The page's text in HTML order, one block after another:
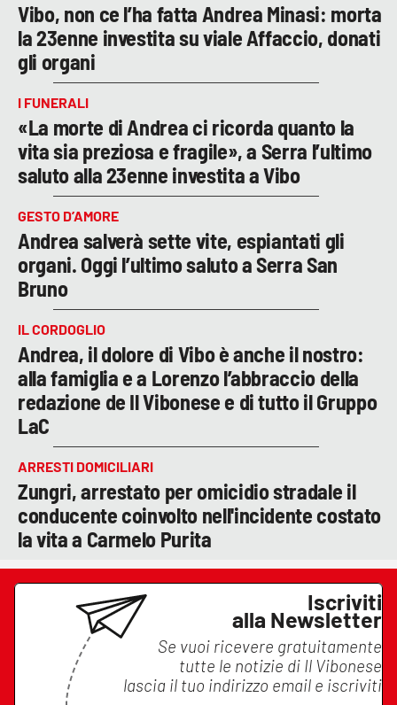
Vibo, non ce l’ha fatta Andrea Minasi: morta
la 23enne investita su viale Affaccio, donati
gli organi
I FUNERALI
«La morte di Andrea ci ricorda quanto la
vita sia preziosa e fragile», a Serra l’ultimo
saluto alla 23enne investita a Vibo
GESTO D’AMORE
Andrea salverà sette vite, espiantati gli
organi. Oggi l’ultimo saluto a Serra San
Bruno
IL CORDOGLIO
Andrea, il dolore di Vibo è anche il nostro:
alla famiglia e a Lorenzo l’abbraccio della
redazione de Il Vibonese e di tutto il Gruppo
LaC
ARRESTI DOMICILIARI
Zungri, arrestato per omicidio stradale il
conducente coinvolto nell'incidente costato
la vita a Carmelo Purita
Iscriviti
alla Newsletter
Se vuoi ricevere gratuitamente
tutte le notizie di Il Vibonese
lascia il tuo indirizzo email e iscriviti